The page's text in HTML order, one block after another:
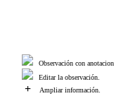
Observación con
Editar la observación.
+ Ampliar información.